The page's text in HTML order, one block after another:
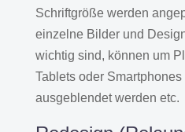
Schriftgröße werden
einzelne Bilder und
wichtig sind, können um
Tablets oder
ausgeblendet werden etc.